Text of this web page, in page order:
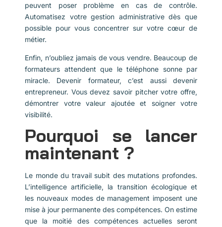
peuvent poser problème en cas de contrôle.
Automatisez votre gestion administrative dès que
possible pour vous concentrer sur votre cœur de
métier.
Enfin, n’oubliez jamais de vous vendre. Beaucoup de
formateurs attendent que le téléphone sonne par
miracle. Devenir formateur, c’est aussi devenir
entrepreneur. Vous devez savoir pitcher votre offre,
démontrer votre valeur ajoutée et soigner votre
visibilité.
Pourquoi se lancer
maintenant ?
Le monde du travail subit des mutations profondes.
L’intelligence artificielle, la transition écologique et
les nouveaux modes de management imposent une
mise à jour permanente des compétences. On estime
que la moitié des compétences actuelles seront